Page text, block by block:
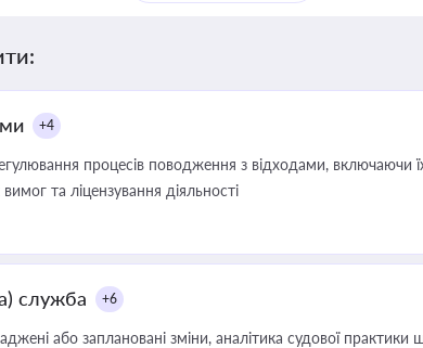
+4
процесів поводження з відходами, включаючи
та ліцензування діяльності
служба +6
або заплановані зміни, аналітика судової